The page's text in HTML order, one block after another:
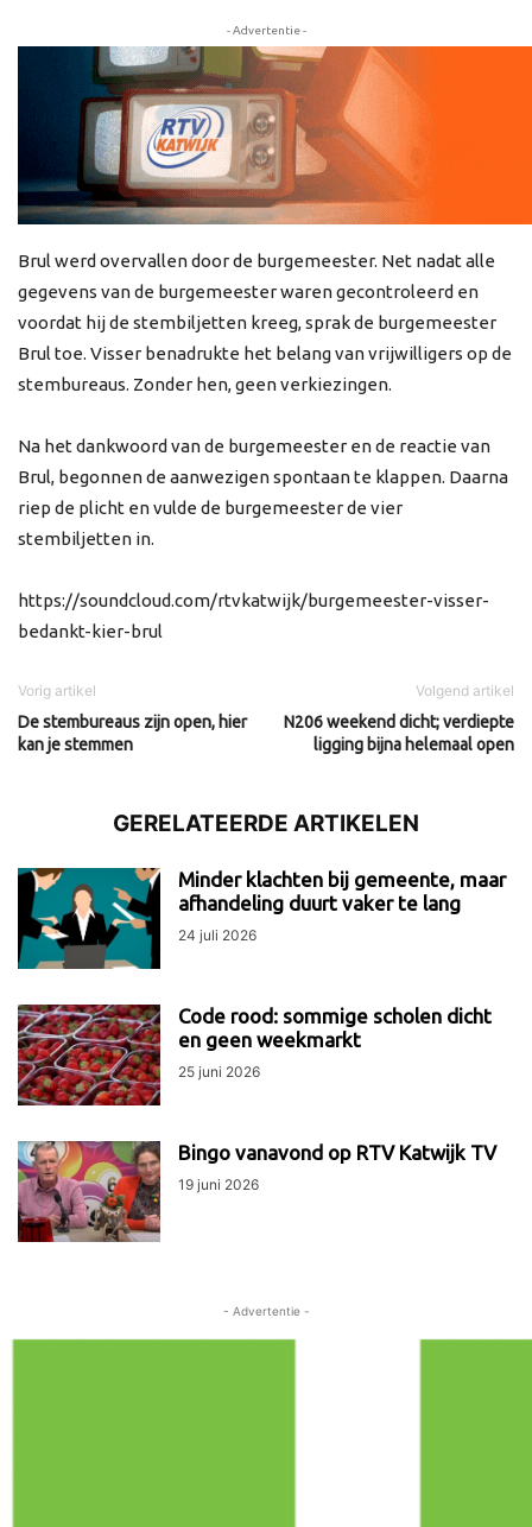
- Advertentie -
Brul werd overvallen door de burgemeester. Net nadat alle
gegevens van de burgemeester waren gecontroleerd en
voordat hij de stembiljetten kreeg, sprak de burgemeester
Brul toe. Visser benadrukte het belang van vrijwilligers op de
stembureaus. Zonder hen, geen verkiezingen.
Na het dankwoord van de burgemeester en de reactie van
Brul, begonnen de aanwezigen spontaan te klappen. Daarna
riep de plicht en vulde de burgemeester de vier
stembiljetten in.
https://soundcloud.com/rtvkatwijk/burgemeester-visser-
bedankt-kier-brul
Vorig artikel
De stembureaus zijn open, hier
kan je stemmen
Volgend artikel
N206 weekend dicht; verdiepte
ligging bijna helemaal open
GERELATEERDE ARTIKELEN
Minder klachten bij gemeente, maar
afhandeling duurt vaker te lang
24 juli 2026
Code rood: sommige scholen dicht
en geen weekmarkt
25 juni 2026
Bingo vanavond op RTV Katwijk TV
19 juni 2026
- Advertentie -